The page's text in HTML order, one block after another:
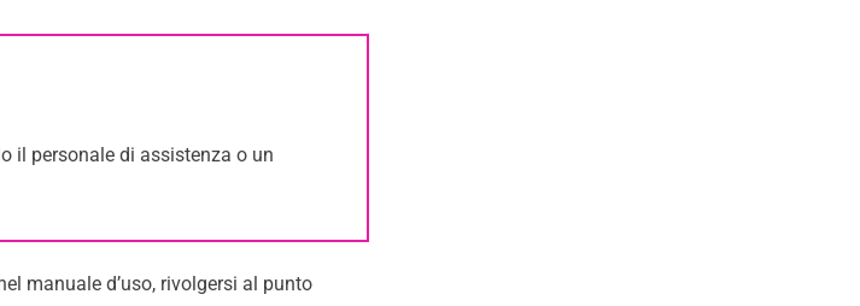
il personale di assistenza o un
manuale d’uso, rivolgersi al punto